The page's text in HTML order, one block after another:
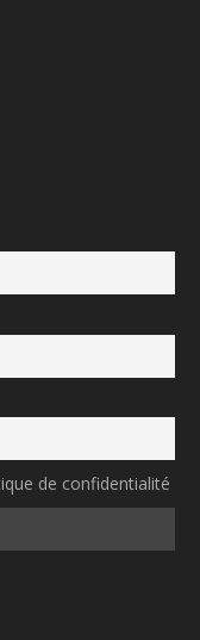
de confidentialité